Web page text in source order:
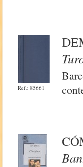
Ref.: 85661